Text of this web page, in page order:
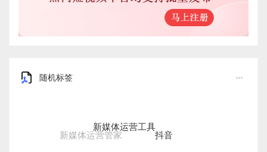
随机标签
新媒体运营管家
新媒体运营工具
抖音